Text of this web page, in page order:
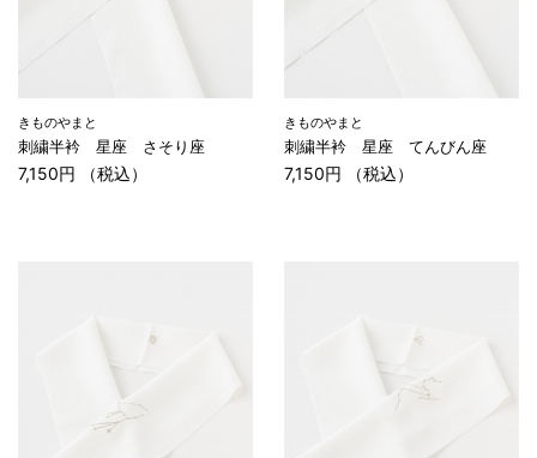
きものやまと
刺繍半衿 星座 さそり座
7,150円 （税込）
きものやまと
刺繍半衿 星座 てんびん座
7,150円 （税込）